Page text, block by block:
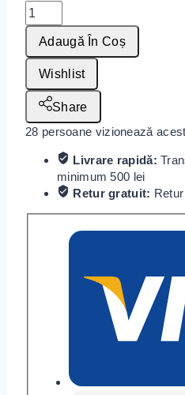
Adaugă În Coș
Wishlist
Share
28 persoane vizionează
Livrare rapidă:
minimum 500 lei
Retur gratuit: